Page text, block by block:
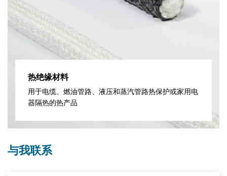
热绝缘材料
用于电缆、燃油管路、液压和蒸汽管路热保护或家用电
器隔热的热产品
与我联系